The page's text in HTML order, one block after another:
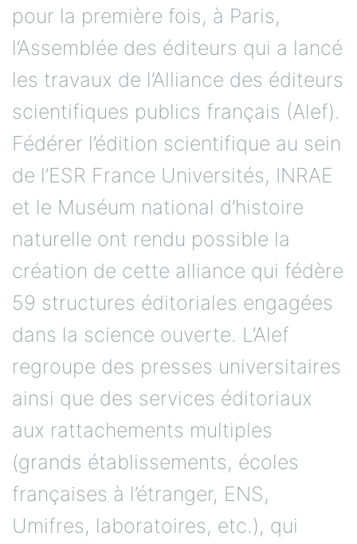
pour la première fois, à Paris,
l’Assemblée des éditeurs qui a lancé
les travaux de l’Alliance des éditeurs
scientifiques publics français (Alef).
Fédérer l’édition scientifique au sein
de l’ESR France Universités, INRAE
et le Muséum national d’histoire
naturelle ont rendu possible la
création de cette alliance qui fédère
59 structures éditoriales engagées
dans la science ouverte. L’Alef
regroupe des presses universitaires
ainsi que des services éditoriaux
aux rattachements multiples
(grands établissements, écoles
françaises à l’étranger, ENS,
Umifres, laboratoires, etc.), qui